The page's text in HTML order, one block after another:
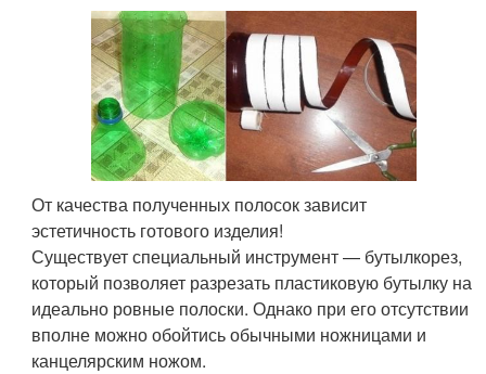
От качества полученных полосок зависит
эстетичность готового изделия!
Существует специальный инструмент — бутылкорез,
который позволяет разрезать пластиковую бутылку на
идеально ровные полоски. Однако при его отсутствии
вполне можно обойтись обычными ножницами и
канцелярским ножом.